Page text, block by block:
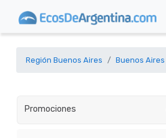
Región Buenos Aires Buenos Aires
Promociones